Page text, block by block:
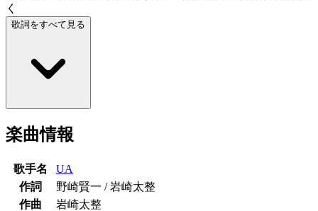
く
歌詞をすべて見る
楽曲情報
歌手名
UA
作詞
野崎賢一 / 岩崎太整
作曲
岩崎太整